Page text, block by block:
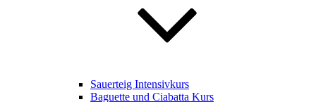
Sauerteig Intensivkurs
Baguette und Ciabatta Kurs